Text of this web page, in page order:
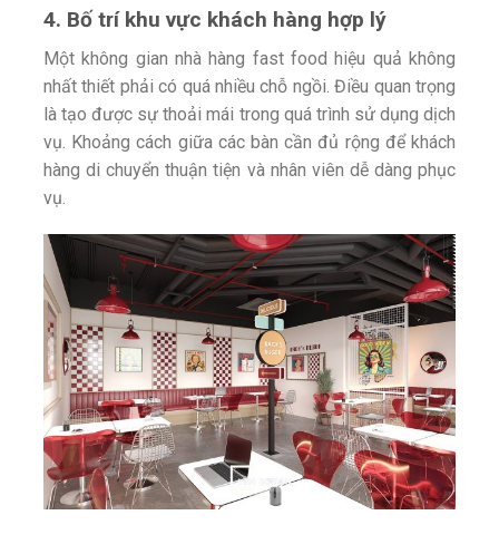
4. Bố trí khu vực khách hàng hợp lý
Một không gian nhà hàng fast food hiệu quả không
nhất thiết phải có quá nhiều chỗ ngồi. Điều quan trọng
là tạo được sự thoải mái trong quá trình sử dụng dịch
vụ. Khoảng cách giữa các bàn cần đủ rộng để khách
hàng di chuyển thuận tiện và nhân viên dễ dàng phục
vụ.